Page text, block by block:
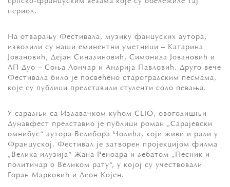
период.
На отварању Фестивала, музику фанцуских аутора,
изводили су наши еминентни уметници – Катарина
Јовановић, Дејан Синадиновић, Симонида Јовановић и
ЛП Дуо – Соња Лончар и Андрија Павловић. Друго вече
Фестивала било је посвећено староградским песмама,
које су публици представили студенти соло певања.
У сарадњи са Издавачком кућом CLIO, овогодишњи
Дунавфест представио је публици роман „Сарајевски
омнибус“ аутора Велибора Чолића, који живи и ради у
Француској. Фестивал је затворен пројекцијом филма
„Велика илузија“ Жана Реноара и дебатом „Песник и
политичар о Великом рату“, у којој су учествовали
Горан Марковић и Леон Којен.